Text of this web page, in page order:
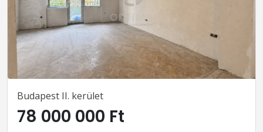
Budapest II. kerület
78 000 000 Ft